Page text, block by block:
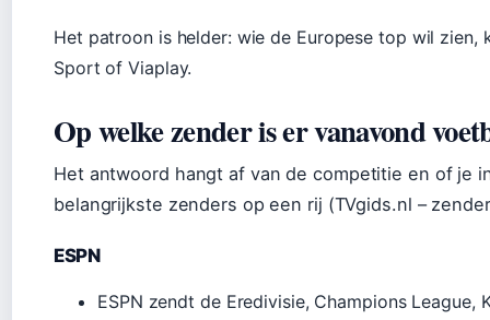
Het patroon is helder: wie de Europese top wil
Sport of Viaplay.
Op welke zender is er vanavond
Het antwoord hangt af van de competitie en of je
belangrijkste zenders op een rij (TVgids.nl –
ESPN
ESPN zendt de Eredivisie, Champions League,